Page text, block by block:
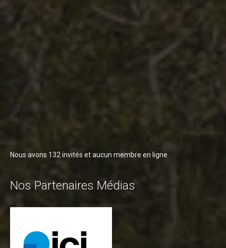
Nous avons 132 invités et aucun membre en ligne
Nos Partenaires Médias